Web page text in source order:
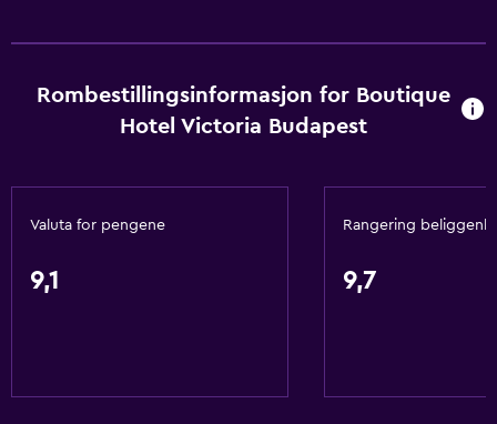
Kroppssåpe
Tjenester og hjelpemidler
Rombestillingsinformasjon for Boutique
Hotel Victoria Budapest
Valuta for pengene
9,1
Rangering
9,7